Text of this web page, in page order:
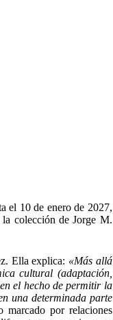
el 10 de enero de 2027,
la colección de Jorge M.
Ella explica: «Más allá
cultural (adaptación,
el hecho de permitir la
una determinada parte
por relaciones